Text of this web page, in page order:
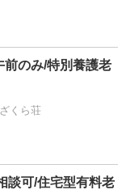
前のみ/特別養護老
くら荘
談可/住宅型有料老